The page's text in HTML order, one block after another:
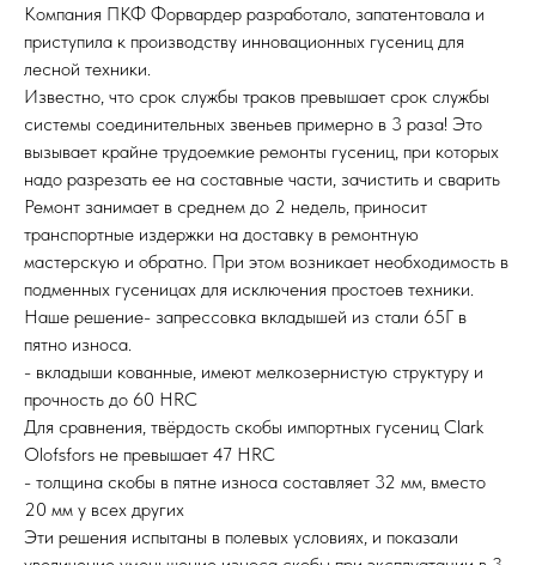
Компания ПКФ Форвардер разработало, запатентовала и
приступила к производству инновационных гусениц для
лесной техники.
Известно, что срок службы траков превышает срок службы
системы соединительных звеньев примерно в 3 раза! Это
вызывает крайне трудоемкие ремонты гусениц, при которых
надо разрезать ее на составные части, зачистить и сварить
Ремонт занимает в среднем до 2 недель, приносит
транспортные издержки на доставку в ремонтную
мастерскую и обратно. При этом возникает необходимость в
подменных гусеницах для исключения простоев техники.
Наше решение- запрессовка вкладышей из стали 65Г в
пятно износа.
- вкладыши кованные, имеют мелкозернистую структуру и
прочность до 60 HRC
Для сравнения, твёрдость скобы импортных гусениц Clark
Olofsfors не превышает 47 HRC
- толщина скобы в пятне износа составляет 32 мм, вместо
20 мм у всех других
Эти решения испытаны в полевых условиях, и показали